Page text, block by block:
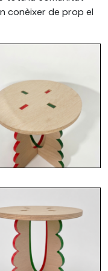
conèixer de prop el